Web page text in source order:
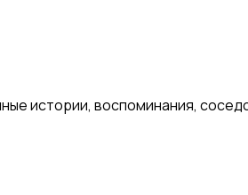
истории, воспоминания,